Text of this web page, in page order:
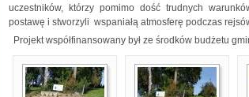
uczestników, którzy pomimo dość trudnych
postawę i stworzyli wspaniałą atmosferę
Projekt współfinansowany był ze środków budżetu